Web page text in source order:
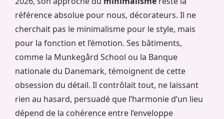
référence absolue pour nous, décorateurs. Il ne
cherchait pas le minimalisme pour le style, mais
pour la fonction et l’émotion. Ses bâtiments,
comme la Munkegård School ou la Banque
nationale du Danemark, témoignent de cette
obsession du détail. Il contrôlait tout, ne laissant
rien au hasard, persuadé que l’harmonie d’un lieu
dépend de la cohérence entre l’enveloppe